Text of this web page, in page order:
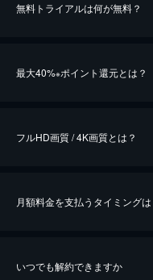
無料トライアルは何が無料？
最大40%※ポイント還元とは？
※40％ポイント還元の対象は、クレ
iOSアプリのUコイン決済による
フルHD画質 / 4K画質とは？
月額料金を支払うタイミングは
いつでも解約できますか